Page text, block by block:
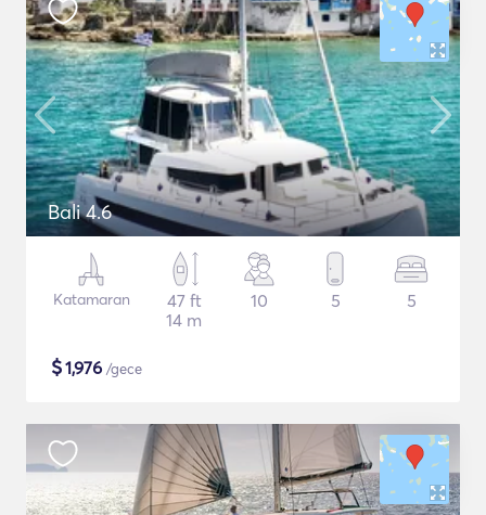
Bali 4.6
Katamaran
47 ft
14 m
10 5 5
$1,976 /gece